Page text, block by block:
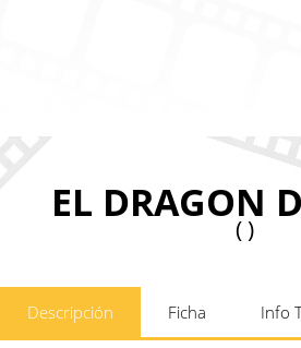
EL DRAGON
( )
Descripción Ficha Info